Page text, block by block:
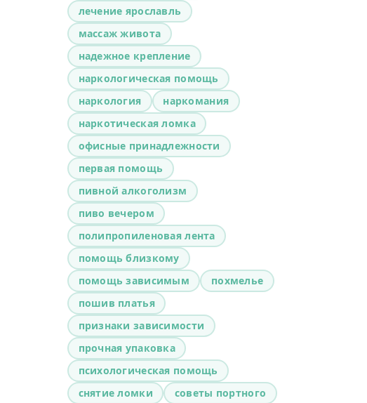
лечение ярославль
массаж живота
надежное крепление
наркологическая помощь
наркология
наркомания
наркотическая ломка
офисные принадлежности
первая помощь
пивной алкоголизм
пиво вечером
полипропиленовая лента
помощь близкому
помощь зависимым
похмелье
пошив платья
признаки зависимости
прочная упаковка
психологическая помощь
снятие ломки
советы портного